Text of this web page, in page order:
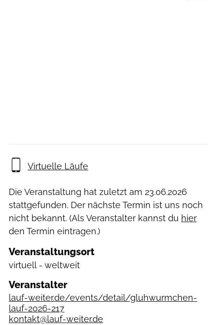
Virtuelle Läufe
Die Veranstaltung hat zuletzt am 23.06.2026
stattgefunden. Der nächste Termin ist uns noch
nicht bekannt. (Als Veranstalter kannst du hier
den Termin eintragen.)
Veranstaltungsort
virtuell - weltweit
Veranstalter
lauf-weiter.de/events/detail/gluhwurmchen-
lauf-2026-217
kontakt@lauf-weiter.de